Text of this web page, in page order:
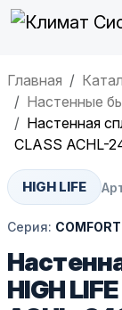
Главная
Настенные
Настенная
CLASS ACHL-
HIGH LIFE
Серия:
HIGH